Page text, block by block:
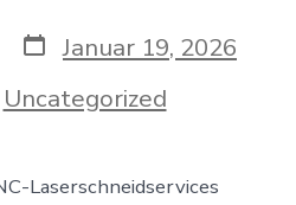
Veröffentlichungsdatum
Januar 19, 2026
Uncategorized
Laserschneidservices